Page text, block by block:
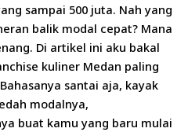
sampai 500 juta. Nah yang
balik modal cepat? Mana
Di artikel ini aku bakal
kuliner Medan paling
santai aja, kayak
modalnya,
buat kamu yang baru mulai